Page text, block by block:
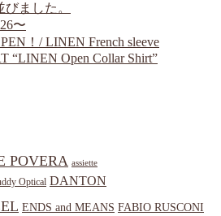
ました。
〜
！/ LINEN French sleeve
“LINEN Open Collar Shirt”
POVERA assiette
Optical DANTON
ENDS and MEANS FABIO RUSCONI